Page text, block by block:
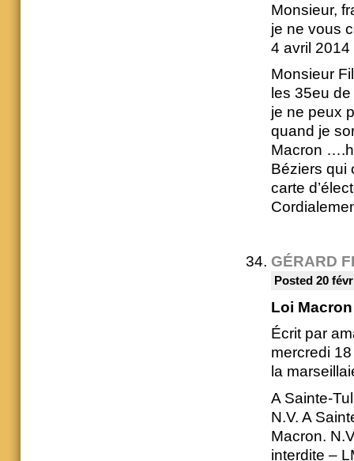
Monsieur,
je ne vous
4 avril 2014
Monsieur
les 35eu
je ne peux
quand je
Macron
Béziers qui
carte
GÉRARD
Posted 20
Loi
Écrit par
mercredi
la
A Sainte-
N.V. A
Macron.
interdite –